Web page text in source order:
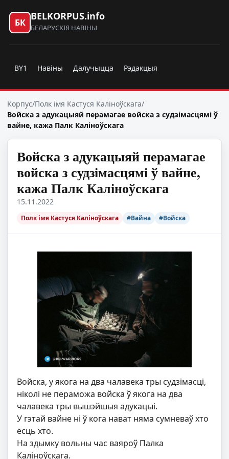
БК
BELKORPUS.info
БЕЛАРУСКІЯ НАВІНЫ
BY1 Навіны Далучыцца Рэдакцыя
Корпус/Полк імя Кастуся Каліноўскага/
Войска з адукацыяй перамагае войска з судзімасцямі ў
вайне, кажа Палк Каліноўскага
Войска з адукацыяй перамагае
войска з судзімасцямі ў вайне,
кажа Палк Каліноўскага
15.11.2022
Полк імя Кастуся Каліноўскага #Вайна #Войска
Войска, у якога на два чалавека тры судзімасці,
ніколі не пераможа войска ў якога на два
чалавека тры вышэйшыя адукацыі.
У гэтай вайне ні ў кога нават няма сумневаў хто
ёсць хто.
На здымку вольны час ваяроў Палка
Каліноўскага.